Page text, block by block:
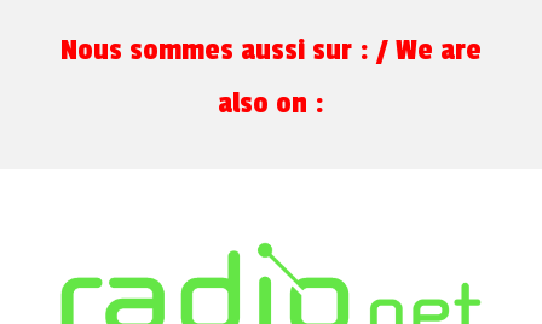
Nous sommes aussi sur : / We are
also on :